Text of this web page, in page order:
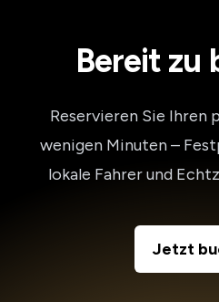
Bereit zu
Reservieren Sie Ihren
wenigen Minuten –
lokale Fahrer und
Jetzt